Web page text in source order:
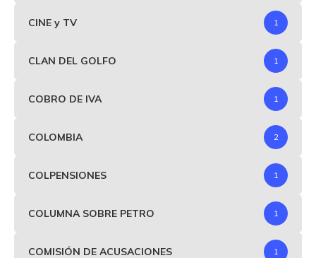
CINE y TV 1
CLAN DEL GOLFO 1
COBRO DE IVA 1
COLOMBIA 2
COLPENSIONES 1
COLUMNA SOBRE PETRO 1
COMISIÓN DE ACUSACIONES 1